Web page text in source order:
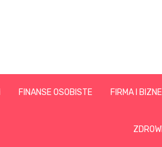
FINANSE OSOBISTE FIRMA I